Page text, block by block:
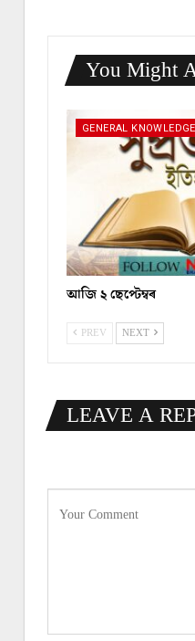
You Might
GENERAL KNOWLEDGE
আজি ২ ছেপ্টেম্বৰ
PREV NEXT
LEAVE A